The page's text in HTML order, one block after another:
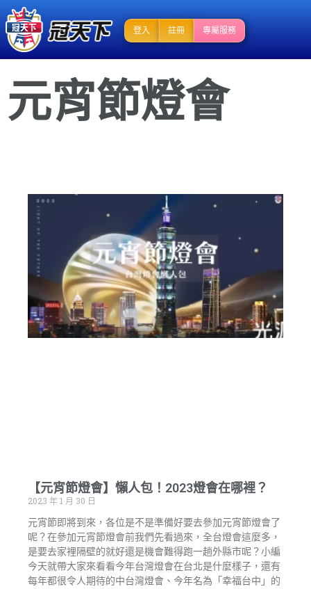
登入 註冊 專屬服務
元宵節燈會
【元宵節燈會】懶人包！2023燈會在哪裡？
2023 年 1 月 30 日
元宵節即將到來，各位是不是準備好要去參加元宵節燈會了
呢？在參加元宵節燈會前我們先看過來，全台燈會這麼多，
是要去家裡隔壁的就好還是機會難得跑一趟外縣市呢？小編
今天就帶大家來看看今年台灣燈會在台北是什麼樣子，還有
每年都很令人期待的中台灣燈會、今年名為「幸福台中」的